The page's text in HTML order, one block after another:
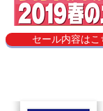
セール内容は